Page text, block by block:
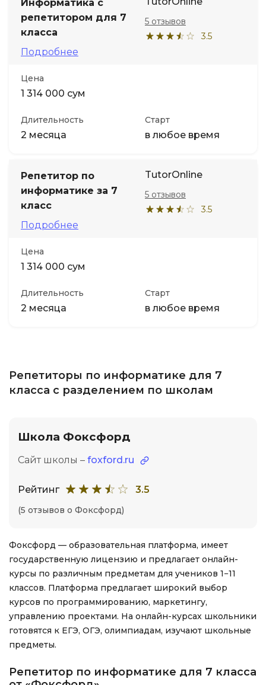
Информатика с
репетитором для 7
класса
Подробнее
3.5
5 отзывов
Цена
1 314 000 сум
Длительность
2 месяца
Старт
в любое время
Репетитор по
информатике за 7
класс
Подробнее
TutorOnline
3.5
5 отзывов
Цена
1 314 000 сум
Длительность
2 месяца
Старт
в любое время
Репетиторы по информатике для 7
класса с разделением по школам
Школа Фоксфорд
Сайт школы – foxford.ru
Рейтинг 3.5
(5 отзывов о Фоксфорд)
Фоксфорд — образовательная платформа, имеет
государственную лицензию и предлагает онлайн-
курсы по различным предметам для учеников 1−11
классов. Платформа предлагает широкий выбор
курсов по программированию, маркетингу,
управлению проектами. На онлайн-курсах школьники
готовятся к ЕГЭ, ОГЭ, олимпиадам, изучают школьные
предметы.
Репетитор по информатике для 7 класса